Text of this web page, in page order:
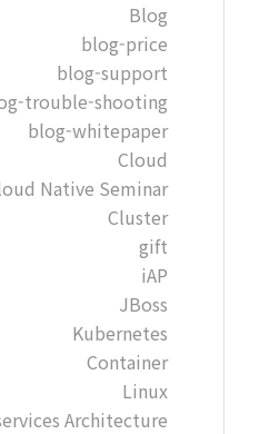
Blog
blog-price
blog-support
trouble-shooting
blog-whitepaper
Cloud
Native Seminar
Cluster
gift
iAP
JBoss
Kubernetes
Container
Linux
Architecture